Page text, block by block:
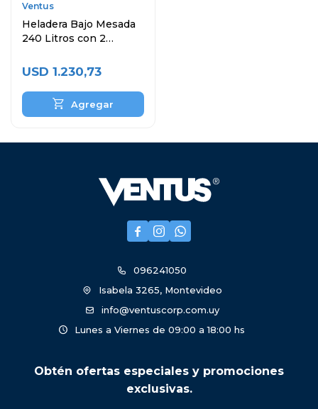
Ventus
Heladera Bajo Mesada
240 Litros con 2
Cubas
USD 1.230,73
  
096241050
Isabela 3265, Montevideo
info@ventuscorp.com.uy
Lunes a Viernes de 09:00 a 18:00 hs
Obtén ofertas especiales y promociones
exclusivas.